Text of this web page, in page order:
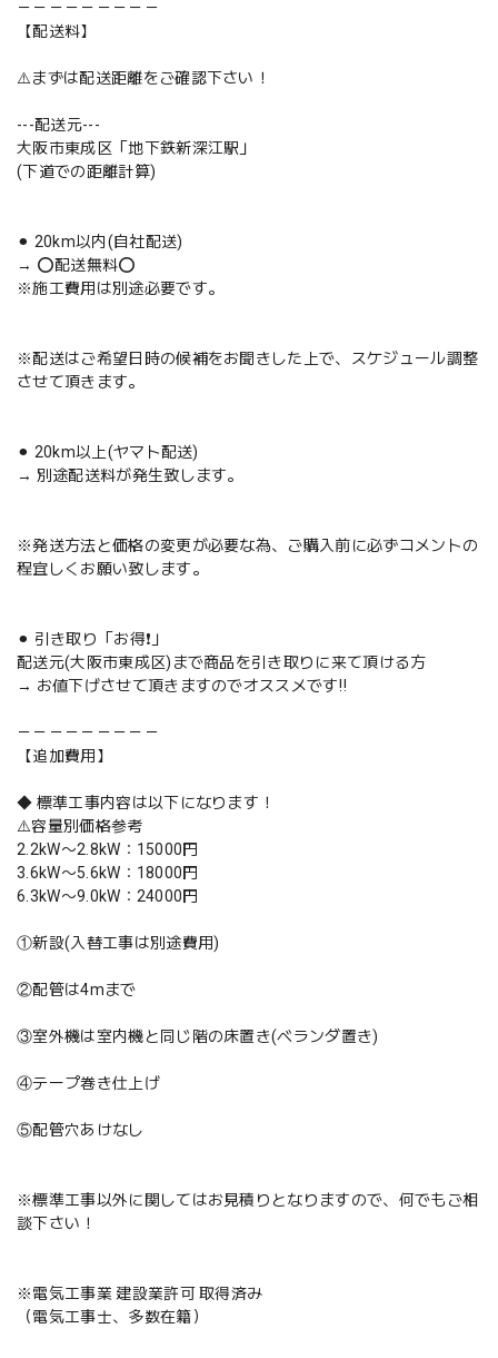
－－－－－－－－－
【配送料】
⚠️まずは配送距離をご確認下さい！
---配送元---
大阪市東成区「地下鉄新深江駅」
(下道での距離計算)
⚫︎ 20km以内(自社配送)
→ ⭕️配送無料⭕️
※施工費用は別途必要です。
※配送はご希望日時の候補をお聞きした上で、スケジュール調整
させて頂きます。
⚫︎ 20km以上(ヤマト配送)
→ 別途配送料が発生致します。
※発送方法と価格の変更が必要な為、ご購入前に必ずコメントの
程宜しくお願い致します。
⚫︎ 引き取り「お得❗️」
配送元(大阪市東成区)まで商品を引き取りに来て頂ける方
→ お値下げさせて頂きますのでオススメです‼️
－－－－－－－－－
【追加費用】
◆ 標準工事内容は以下になります！
⚠️容量別価格参考
2.2kW〜2.8kW：15000円
3.6kW〜5.6kW：18000円
6.3kW〜9.0kW：24000円
①新設(入替工事は別途費用)
②配管は4mまで
③室外機は室内機と同じ階の床置き(ベランダ置き)
④テープ巻き仕上げ
⑤配管穴あけなし
※標準工事以外に関してはお見積りとなりますので、何でもご相
談下さい！
※電気工事業 建設業許可 取得済み
（電気工事士、多数在籍）